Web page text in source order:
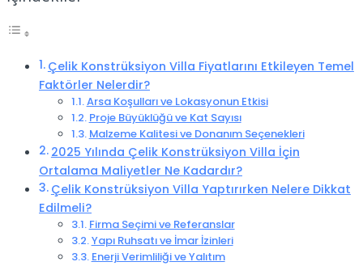
Çelik Konstrüksiyon Villa Fiyatlarını Etkileyen Temel
Faktörler Nelerdir?
Arsa Koşulları ve Lokasyonun Etkisi
Proje Büyüklüğü ve Kat Sayısı
Malzeme Kalitesi ve Donanım Seçenekleri
2025 Yılında Çelik Konstrüksiyon Villa İçin
Ortalama Maliyetler Ne Kadardır?
Çelik Konstrüksiyon Villa Yaptırırken Nelere Dikkat
Edilmeli?
Firma Seçimi ve Referanslar
Yapı Ruhsatı ve İmar İzinleri
Enerji Verimliliği ve Yalıtım